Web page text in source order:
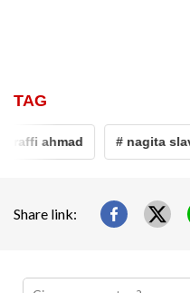
TAG
raffi ahmad # nagita
Share link: